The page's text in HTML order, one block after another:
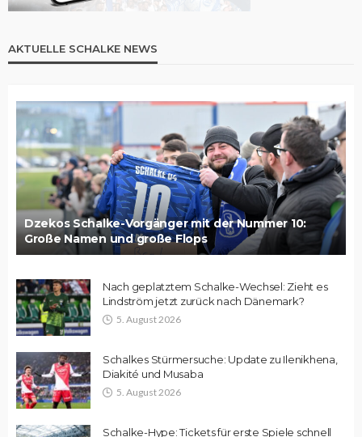
AKTUELLE SCHALKE NEWS
Dzekos Schalke-Vorgänger mit der Nummer 10:
Große Namen und große Flops
Nach geplatztem Schalke-Wechsel: Zieht es
Lindström jetzt zurück nach Dänemark?
5. August 2026
Schalkes Stürmersuche: Update zu Ilenikhena,
Diakité und Musaba
5. August 2026
Schalke-Hype: Tickets für erste Spiele schnell